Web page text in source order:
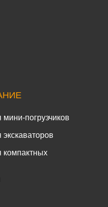
погрузчиков
компактных